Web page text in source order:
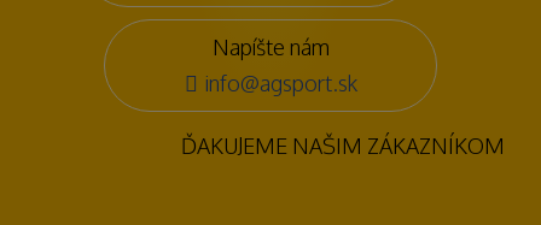
Napíšte nám
info@agsport.sk
ĎAKUJEME NAŠIM ZÁKAZNÍKOM